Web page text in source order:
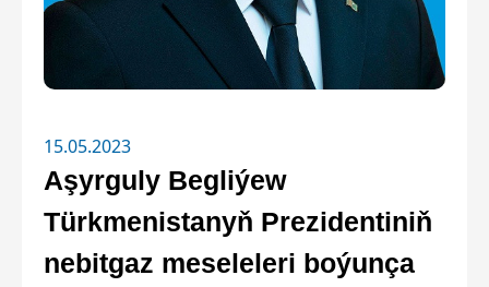
15.05.2023
Aşyrguly Begliýew
Türkmenistanyň Prezidentiniň
nebitgaz meseleleri boýunça